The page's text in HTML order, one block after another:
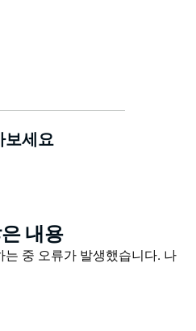
에 의해 설립되었습니다. 50
.
에스테이트에서 재배 빈티
보세요
내용
는 중 오류가 발생했습니다. 나